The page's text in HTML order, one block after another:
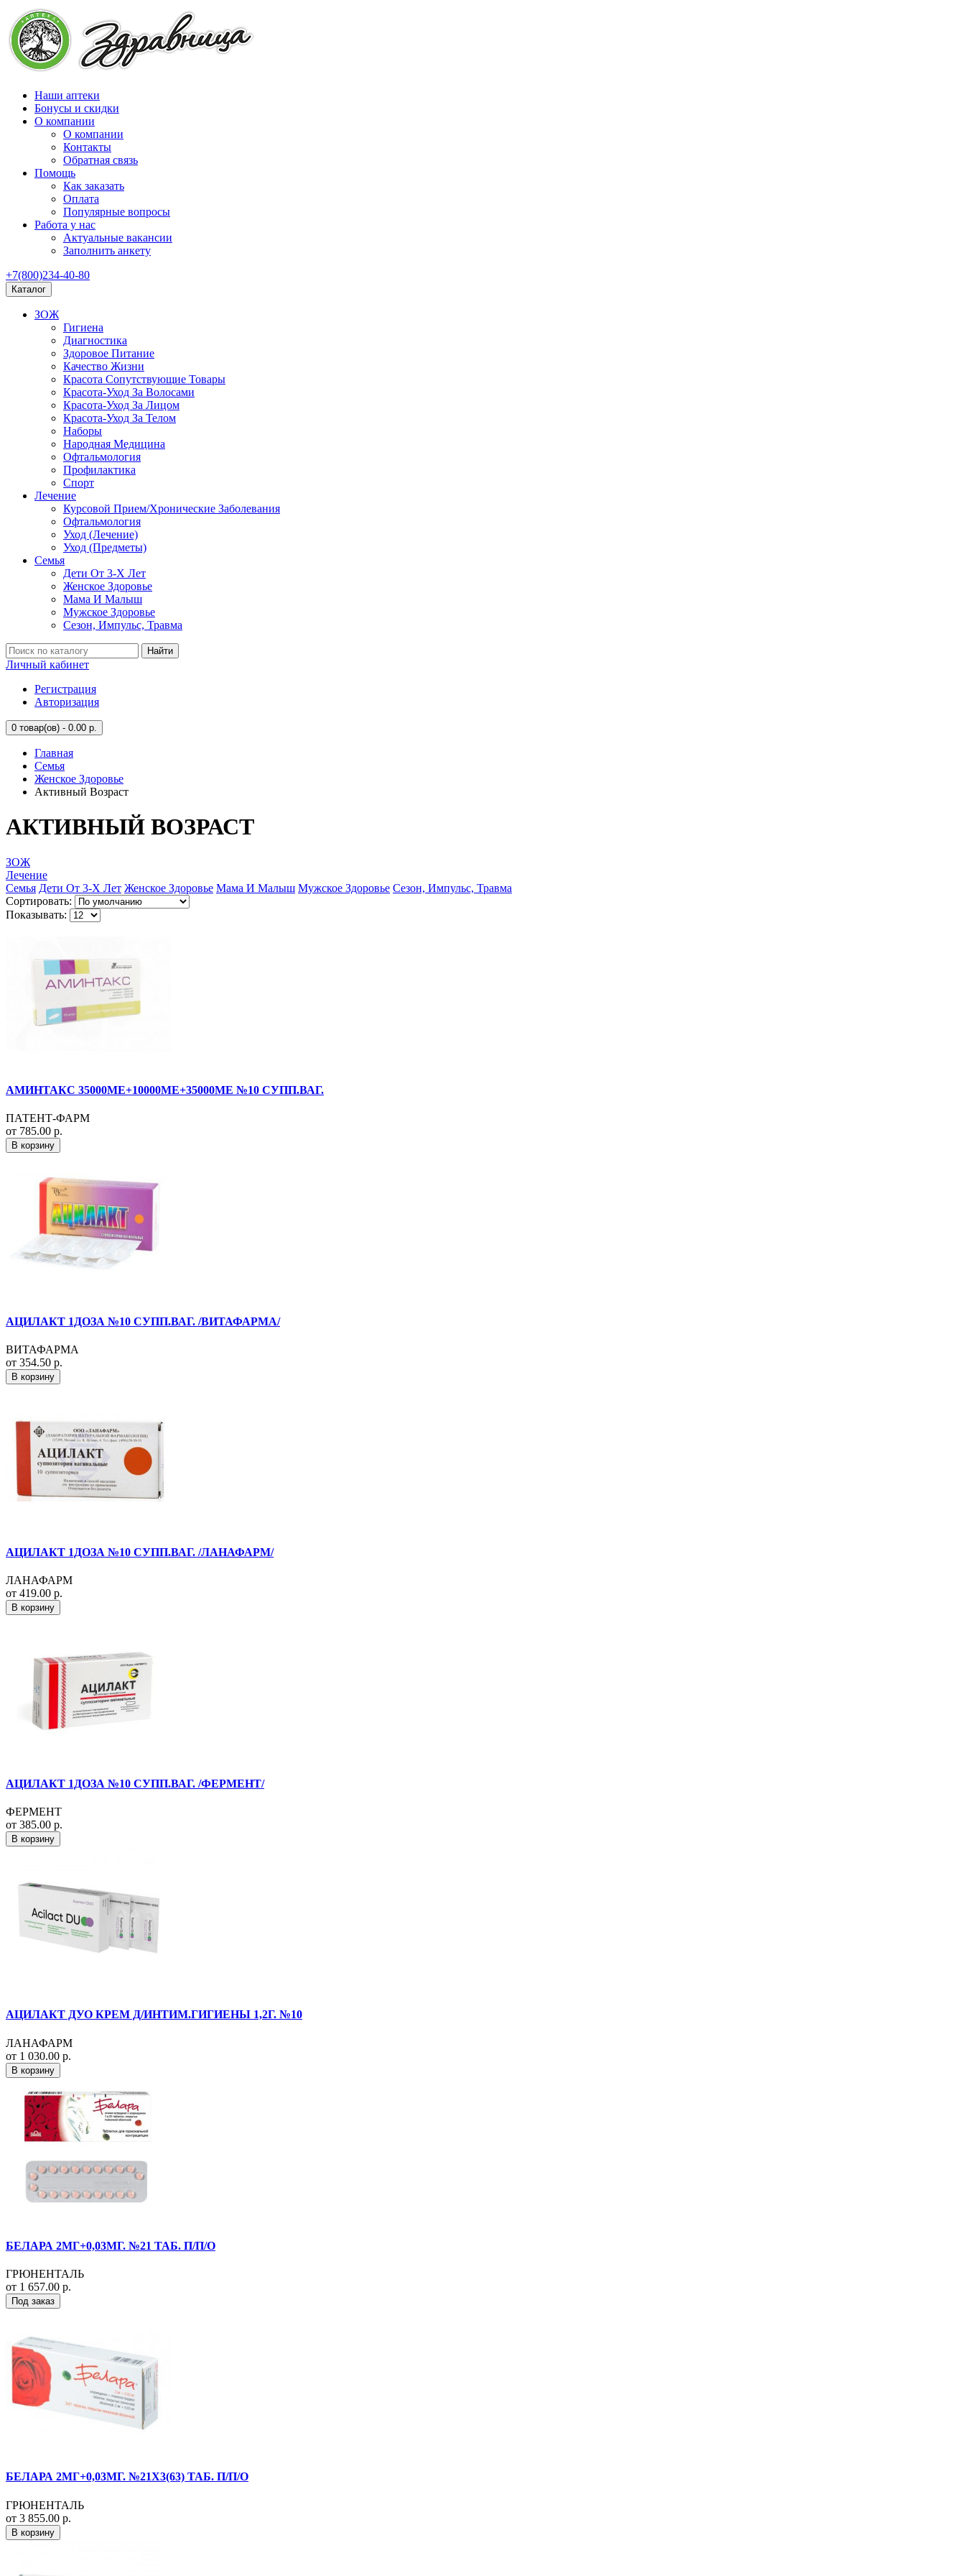
Наши аптеки
Бонусы и скидки
О компании
О компании
Контакты
Обратная связь
Помощь
Как заказать
Оплата
Популярные вопросы
Работа у нас
Актуальные вакансии
Заполнить анкету
+7(800)234-40-80
Каталог
ЗОЖ
Гигиена
Диагностика
Здоровое Питание
Качество Жизни
Красота Сопутствующие Товары
Красота-Уход За Волосами
Красота-Уход За Лицом
Красота-Уход За Телом
Наборы
Народная Медицина
Офтальмология
Профилактика
Спорт
Лечение
Курсовой Прием/Хронические Заболевания
Офтальмология
Уход (Лечение)
Уход (Предметы)
Семья
Дети От 3-Х Лет
Женское Здоровье
Мама И Малыш
Мужское Здоровье
Сезон, Импульс, Травма
Найти
Личный кабинет
Регистрация
Авторизация
0 товар(ов) - 0.00 р.
Главная
Семья
Женское Здоровье
Активный Возраст
АКТИВНЫЙ ВОЗРАСТ
ЗОЖ
Лечение
Семья Дети От 3-Х Лет Женское Здоровье Мама И Малыш Мужское Здоровье Сезон, Импульс, Травма
Сортировать:
Показывать:
АМИНТАКС 35000МЕ+10000МЕ+35000МЕ №10 СУПП.ВАГ.
ПАТЕНТ-ФАРМ
от 785.00 р.
В корзину
АЦИЛАКТ 1ДОЗА №10 СУПП.ВАГ. /ВИТАФАРМА/
ВИТАФАРМА
от 354.50 р.
В корзину
АЦИЛАКТ 1ДОЗА №10 СУПП.ВАГ. /ЛАНАФАРМ/
ЛАНАФАРМ
от 419.00 р.
В корзину
АЦИЛАКТ 1ДОЗА №10 СУПП.ВАГ. /ФЕРМЕНТ/
ФЕРМЕНТ
от 385.00 р.
В корзину
АЦИЛАКТ ДУО КРЕМ Д/ИНТИМ.ГИГИЕНЫ 1,2Г. №10
ЛАНАФАРМ
от 1 030.00 р.
В корзину
БЕЛАРА 2МГ+0,03МГ. №21 ТАБ. П/П/О
ГРЮНЕНТАЛЬ
от 1 657.00 р.
Под заказ
БЕЛАРА 2МГ+0,03МГ. №21Х3(63) ТАБ. П/П/О
ГРЮНЕНТАЛЬ
от 3 855.00 р.
В корзину